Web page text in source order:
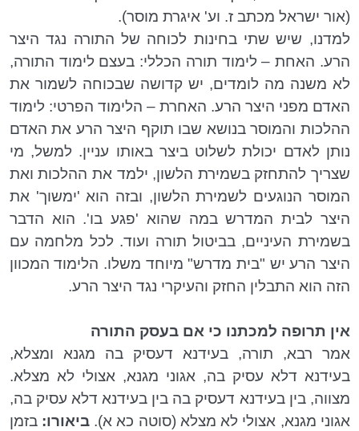
(אור ישראל מכתב ז. וע' איגרת מוסר).
למדנו, שיש שתי בחינות לכוחה של התורה נגד היצר
הרע. האחת – לימוד תורה הכללי: בעצם לימוד התורה,
לא משנה מה לומדים, יש קדושה שבכוחה לשמור את
האדם מפני היצר הרע. האחרת – הלימוד הפרטי: לימוד
ההלכות והמוסר בנושא שבו תוקף היצר הרע את האדם
נותן לאדם יכולת לשלוט ביצר באותו עניין. למשל, מי
שצריך להתחזק בשמירת הלשון, ילמד את ההלכות ואת
המוסר הנוגעים לשמירת הלשון, ובזה הוא 'ימשוך' את
היצר לבית המדרש במה שהוא 'פגע בו'. הוא הדבר
בשמירת העיניים, בביטול תורה ועוד. לכל מלחמה עם
היצר הרע יש "בית מדרש" מיוחד משלו. הלימוד המכוון
הזה הוא התבלין החזק והעיקרי נגד היצר הרע.
אין תרופה למכתנו כי אם בעסק התורה
אמר רבא, תורה, בעידנא דעסיק בה מגנא ומצלא,
בעידנא דלא עסיק בה, אגוני מגנא, אצולי לא מצלא.
מצווה, בין בעידנא דעסיק בה בין בעידנא דלא עסיק בה,
אגוני מגנא, אצולי לא מצלא (סוטה כא א). ביאורו: בזמן